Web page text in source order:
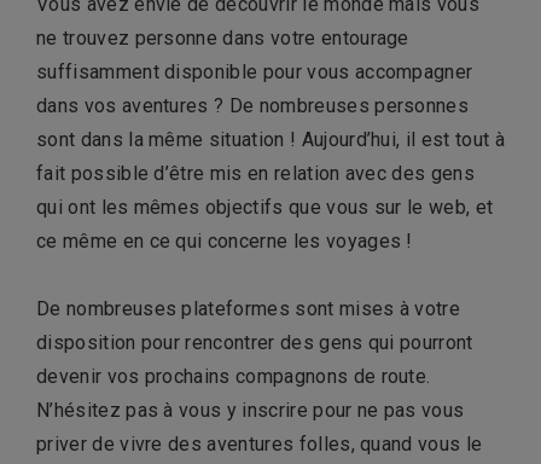
ne trouvez personne dans votre entourage
suffisamment disponible pour vous accompagner
dans vos aventures ? De nombreuses personnes
sont dans la même situation ! Aujourd’hui, il est tout à
fait possible d’être mis en relation avec des gens
qui ont les mêmes objectifs que vous sur le web, et
ce même en ce qui concerne les voyages !
De nombreuses plateformes sont mises à votre
disposition pour rencontrer des gens qui pourront
devenir vos prochains compagnons de route.
N’hésitez pas à vous y inscrire pour ne pas vous
priver de vivre des aventures folles, quand vous le